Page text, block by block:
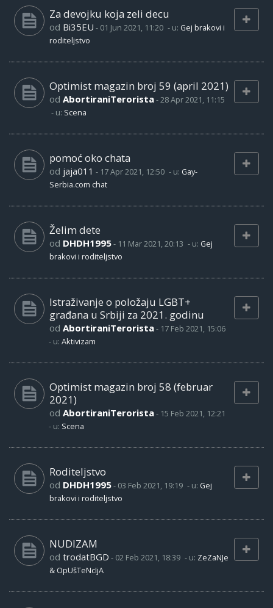
Za devojku koja zeli decu
od Bi35EU - 01 Jun 2021, 11:20 - u: Gej brakovi i
roditeljstvo
Optimist magazin broj 59 (april 2021)
od AbortiraniTerorista-28 Apr 2021, 11:15
- u: Scena
pomoć oko chata
od jaja011 - 17 Apr 2021, 12:50 - u: Gay-
Serbia.com chat
Želim dete
od DHDH1995- 11 Mar 2021, 20:13 - u: Gej
brakovi i roditeljstvo
Istraživanje o položaju LGBT+
građana u Srbiji za 2021. godinu
od AbortiraniTerorista- 17 Feb 2021, 15:06
- u: Aktivizam
Optimist magazin broj 58 (februar
2021)
od AbortiraniTerorista- 15 Feb 2021, 12:21
- u: Scena
Roditeljstvo
od DHDH1995- 03 Feb 2021, 19:19 - u: Gej
brakovi i roditeljstvo
NUDIZAM
od trodatBGD - 02 Feb 2021, 18:39 - u: ZeZaNJe
& OpUšTeNcIjA